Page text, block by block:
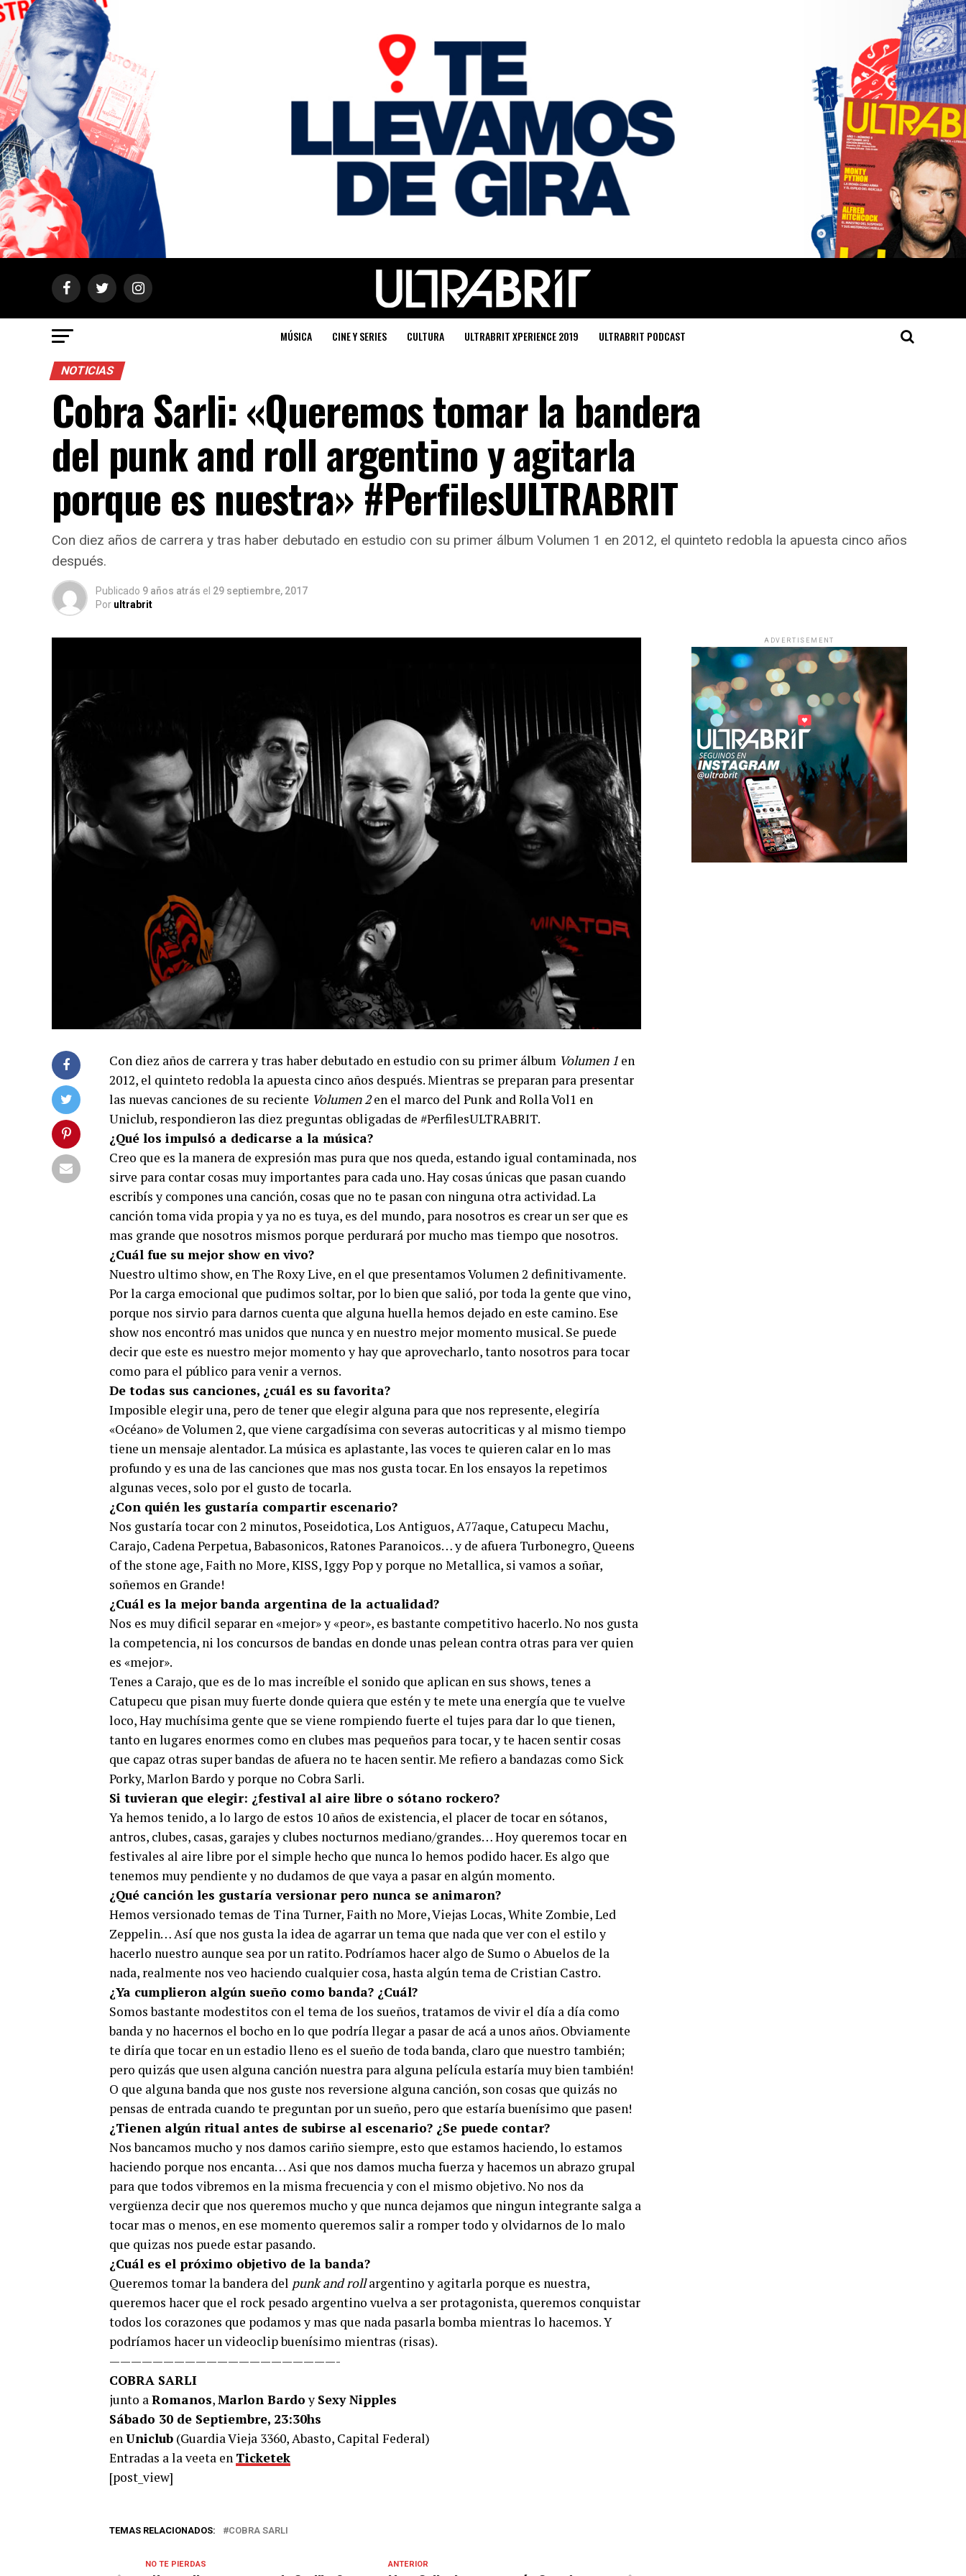
MÚSICA CINE Y SERIES CULTURA ULTRABRIT XPERIENCE 2019 ULTRABRIT PODCAST
NOTICIAS
Cobra Sarli: «Queremos tomar la bandera
del punk and roll argentino y agitarla
porque es nuestra» #PerfilesULTRABRIT
Con diez años de carrera y tras haber debutado en estudio con su primer álbum Volumen 1 en 2012, el quinteto redobla la apuesta cinco años
después.
Publicado 9 años atrás el 29 septiembre, 2017
Por ultrabrit
Con diez años de carrera y tras haber debutado en estudio con su primer álbum Volumen 1 en
2012, el quinteto redobla la apuesta cinco años después. Mientras se preparan para presentar
las nuevas canciones de su reciente Volumen 2en el marco del Punk and Rolla Vol1 en
Uniclub, respondieron las diez preguntas obligadas de #PerfilesULTRABRIT.
¿Qué los impulsó a dedicarse a la música?
Creo que es la manera de expresión mas pura que nos queda, estando igual contaminada, nos
sirve para contar cosas muy importantes para cada uno. Hay cosas únicas que pasan cuando
escribís y compones una canción, cosas que no te pasan con ninguna otra actividad. La
canción toma vida propia y ya no es tuya, es del mundo, para nosotros es crear un ser que es
mas grande que nosotros mismos porque perdurará por mucho mas tiempo que nosotros.
¿Cuál fue su mejor show en vivo?
Nuestro ultimo show, en The Roxy Live, en el que presentamos Volumen 2 definitivamente.
Por la carga emocional que pudimos soltar, por lo bien que salió, por toda la gente que vino,
porque nos sirvio para darnos cuenta que alguna huella hemos dejado en este camino. Ese
show nos encontró mas unidos que nunca y en nuestro mejor momento musical. Se puede
decir que este es nuestro mejor momento y hay que aprovecharlo, tanto nosotros para tocar
como para el público para venir a vernos.
De todas sus canciones, ¿cuál es su favorita?
Imposible elegir una, pero de tener que elegir alguna para que nos represente, elegiría
«Océano» de Volumen 2, que viene cargadísima con severas autocriticas y al mismo tiempo
tiene un mensaje alentador. La música es aplastante, las voces te quieren calar en lo mas
profundo y es una de las canciones que mas nos gusta tocar. En los ensayos la repetimos
algunas veces, solo por el gusto de tocarla.
¿Con quién les gustaría compartir escenario?
Nos gustaría tocar con 2 minutos, Poseidotica, Los Antiguos, A77aque, Catupecu Machu,
Carajo, Cadena Perpetua, Babasonicos, Ratones Paranoicos… y de afuera Turbonegro, Queens
of the stone age, Faith no More, KISS, Iggy Pop y porque no Metallica, si vamos a soñar,
soñemos en Grande!
¿Cuál es la mejor banda argentina de la actualidad?
Nos es muy dificil separar en «mejor» y «peor», es bastante competitivo hacerlo. No nos gusta
la competencia, ni los concursos de bandas en donde unas pelean contra otras para ver quien
es «mejor».
Tenes a Carajo, que es de lo mas increíble el sonido que aplican en sus shows, tenes a
Catupecu que pisan muy fuerte donde quiera que estén y te mete una energía que te vuelve
loco, Hay muchísima gente que se viene rompiendo fuerte el tujes para dar lo que tienen,
tanto en lugares enormes como en clubes mas pequeños para tocar, y te hacen sentir cosas
que capaz otras super bandas de afuera no te hacen sentir. Me refiero a bandazas como Sick
Porky, Marlon Bardo y porque no Cobra Sarli.
Si tuvieran que elegir: ¿festival al aire libre o sótano rockero?
Ya hemos tenido, a lo largo de estos 10 años de existencia, el placer de tocar en sótanos,
antros, clubes, casas, garajes y clubes nocturnos mediano/grandes… Hoy queremos tocar en
festivales al aire libre por el simple hecho que nunca lo hemos podido hacer. Es algo que
tenemos muy pendiente y no dudamos de que vaya a pasar en algún momento.
¿Qué canción les gustaría versionar pero nunca se animaron?
Hemos versionado temas de Tina Turner, Faith no More, Viejas Locas, White Zombie, Led
Zeppelin… Así que nos gusta la idea de agarrar un tema que nada que ver con el estilo y
hacerlo nuestro aunque sea por un ratito. Podríamos hacer algo de Sumo o Abuelos de la
nada, realmente nos veo haciendo cualquier cosa, hasta algún tema de Cristian Castro.
¿Ya cumplieron algún sueño como banda? ¿Cuál?
Somos bastante modestitos con el tema de los sueños, tratamos de vivir el día a día como
banda y no hacernos el bocho en lo que podría llegar a pasar de acá a unos años. Obviamente
te diría que tocar en un estadio lleno es el sueño de toda banda, claro que nuestro también;
pero quizás que usen alguna canción nuestra para alguna película estaría muy bien también!
O que alguna banda que nos guste nos reversione alguna canción, son cosas que quizás no
pensas de entrada cuando te preguntan por un sueño, pero que estaría buenísimo que pasen!
¿Tienen algún ritual antes de subirse al escenario? ¿Se puede contar?
Nos bancamos mucho y nos damos cariño siempre, esto que estamos haciendo, lo estamos
haciendo porque nos encanta… Asi que nos damos mucha fuerza y hacemos un abrazo grupal
para que todos vibremos en la misma frecuencia y con el mismo objetivo. No nos da
vergüenza decir que nos queremos mucho y que nunca dejamos que ningun integrante salga a
tocar mas o menos, en ese momento queremos salir a romper todo y olvidarnos de lo malo
que quizas nos puede estar pasando.
¿Cuál es el próximo objetivo de la banda?
Queremos tomar la bandera del punk and rollargentino y agitarla porque es nuestra,
queremos hacer que el rock pesado argentino vuelva a ser protagonista, queremos conquistar
todos los corazones que podamos y mas que nada pasarla bomba mientras lo hacemos. Y
podríamos hacer un videoclip buenísimo mientras (risas).
—————————————————————-
COBRA SARLI
junto a Romanos,Marlon Bardoy Sexy Nipples
Sábado 30 de Septiembre, 23:30hs
en Uniclub (Guardia Vieja 3360, Abasto, Capital Federal)
Entradas a la veeta en Ticketek
[post_view]
TEMAS RELACIONADOS: COBRA SARLI
ANTERIOR
NO TE PIERDAS
ADVERTISEMENT